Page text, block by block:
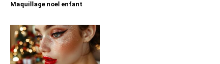
Maquillage noel enfant